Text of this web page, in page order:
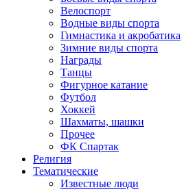
Велоспорт
Водные виды спорта
Гимнастика и акробатика
Зимние виды спорта
Награды
Танцы
Фигурное катание
Футбол
Хоккей
Шахматы, шашки
Прочее
ФК Спартак
Религия
Тематические
Известные люди